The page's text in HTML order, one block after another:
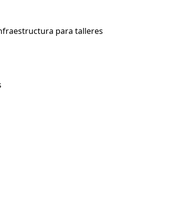
para talleres